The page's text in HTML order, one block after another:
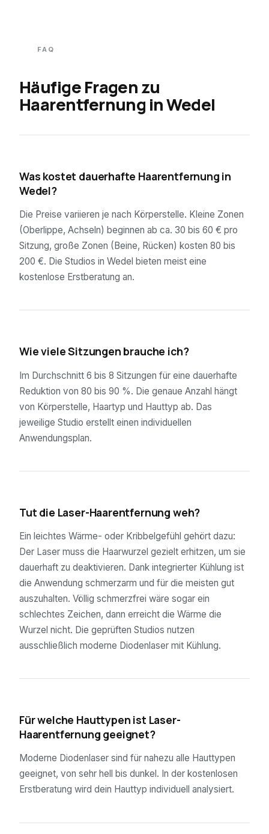
FAQ
Häufige Fragen zu
Haarentfernung inWedel
Was kostet dauerhafte Haarentfernung in
Wedel?
Die Preise variieren je nach Körperstelle. Kleine Zonen
(Oberlippe, Achseln) beginnen ab ca. 30 bis 60 € pro
Sitzung, große Zonen (Beine, Rücken) kosten 80 bis
200 €. Die Studios in Wedel bieten meist eine
kostenlose Erstberatung an.
Wie viele Sitzungen brauche ich?
Im Durchschnitt 6 bis 8 Sitzungen für eine dauerhafte
Reduktion von 80 bis 90 %. Die genaue Anzahl hängt
von Körperstelle, Haartyp und Hauttyp ab. Das
jeweilige Studio erstellt einen individuellen
Anwendungsplan.
Tut die Laser-Haarentfernung weh?
Ein leichtes Wärme- oder Kribbelgefühl gehört dazu:
Der Laser muss die Haarwurzel gezielt erhitzen, um sie
dauerhaft zu deaktivieren. Dank integrierter Kühlung ist
die Anwendung schmerzarm und für die meisten gut
auszuhalten. Völlig schmerzfrei wäre sogar ein
schlechtes Zeichen, dann erreicht die Wärme die
Wurzel nicht. Die geprüften Studios nutzen
ausschließlich moderne Diodenlaser mit Kühlung.
Für welche Hauttypen ist Laser-
Haarentfernung geeignet?
Moderne Diodenlaser sind für nahezu alle Hauttypen
geeignet, von sehr hell bis dunkel. In der kostenlosen
Erstberatung wird dein Hauttyp individuell analysiert.